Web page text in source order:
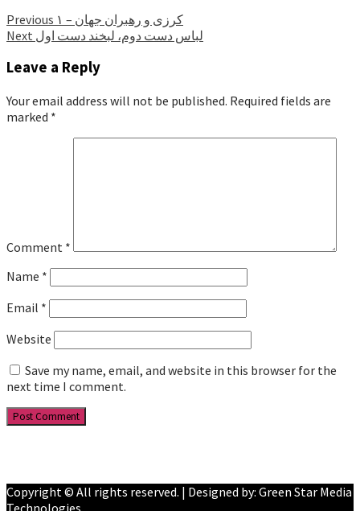
Previous
کرزی و رهبران جهان – ۱
Next لباس دست دوم، لبخند دست اول
Leave a Reply
Your email address will not be published. Required fields are
marked *
Comment *
Name *
Email *
Website
Save my name, email, and website in this browser for the
next time I comment.
Copyright © All rights reserved. | Designed by: Green Star Media